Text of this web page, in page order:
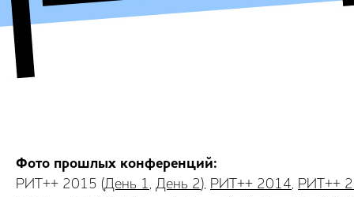
Фото прошлых конференций:
РИТ++ 2015 (День 1, День 2), РИТ++ 2014, РИТ++